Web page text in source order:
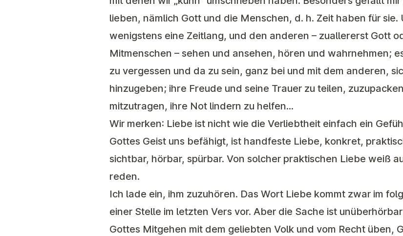
lieben, nämlich Gott und die Menschen, d. h. Zeit haben für sie.
wenigstens eine Zeitlang, und den anderen – zuallererst Gott
Mitmenschen – sehen und ansehen, hören und wahrnehmen;
zu vergessen und da zu sein, ganz bei und mit dem anderen,
hinzugeben; ihre Freude und seine Trauer zu teilen,
mitzutragen, ihre Not lindern zu helfen...
Wir merken: Liebe ist nicht wie die Verliebtheit einfach ein
Gottes Geist uns befähigt, ist handfeste Liebe, konkret,
sichtbar, hörbar, spürbar. Von solcher praktischen Liebe weiß
reden.
Ich lade ein, ihm zuzuhören. Das Wort Liebe kommt zwar im
einer Stelle im letzten Vers vor. Aber die Sache ist
Gottes Mitgehen mit dem geliebten Volk und vom Recht üben,